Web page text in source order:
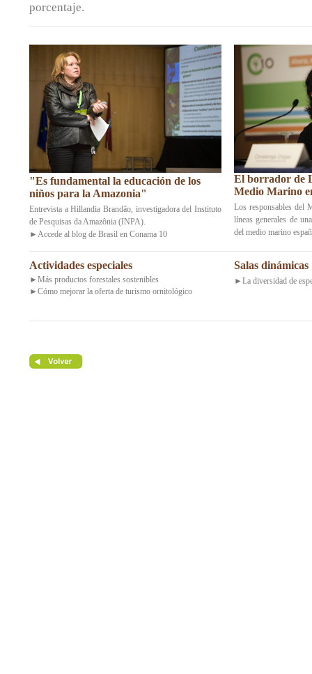
porcentaje.
"Es fundamental la educación de los
niños para la Amazonia"
Entrevista a Hillandia Brandão, investigadora del Instituto
de Pesquisas da Amazônia (INPA).
►Accede al blog de Brasil en Conama 10
El borrador de
Medio Marino
Los responsables del
líneas generales de
del medio marino
Actividades especiales
► Más productos forestales sostenibles
► Cómo mejorar la oferta de turismo ornitológico
Salas dinámicas
► La diversidad de